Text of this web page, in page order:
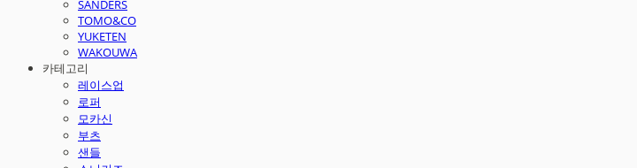
SANDERS
TOMO&CO
YUKETEN
WAKOUWA
카테고리
레이스업
로퍼
모카신
부츠
샌들